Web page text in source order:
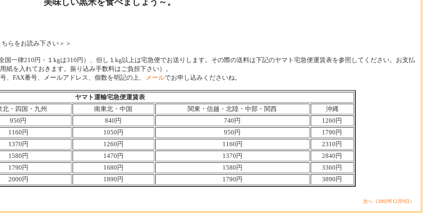
美味しい黒米を食べましょう～。
らをお読み下さい＞＞
一律210円・１kgは310円）、但し１kg以上は宅急便でお送りします。その際の送料は下記のヤマト宅急便運賃表を参照してください。お支払
を入れておきます。振り込み手数料はご負担下さい）。
FAX番号、メールアドレス、個数を明記の上、
メールでお申し込みくださいね。
ヤマト運輸宅急便運賃表
北・四国・九州
南東北・中国 関東・信越・北陸・中部・関西
沖縄
950円
840円 740円
1260円
1160円
1050円 950円
1790円
1370円
1260円 1160円
2310円
1580円
1470円 1370円
2840円
1790円
1680円 1580円
3360円
2000円
1890円 1790円 3890円
次へ（2002年12月9日）